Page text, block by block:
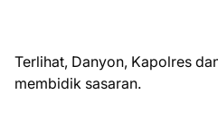
Terlihat, Danyon, Kapolres
membidik sasaran.